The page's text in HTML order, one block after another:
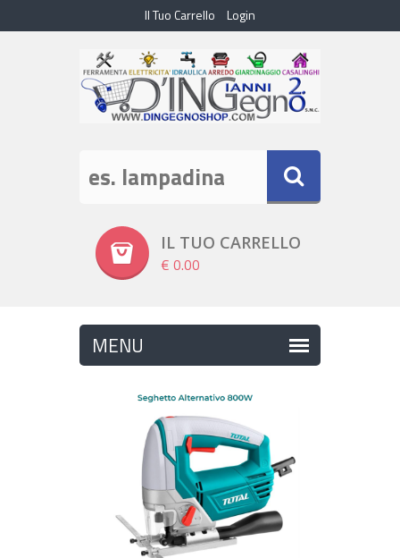
Il Tuo Carrello Login
IL TUO CARRELLO
€ 0.00